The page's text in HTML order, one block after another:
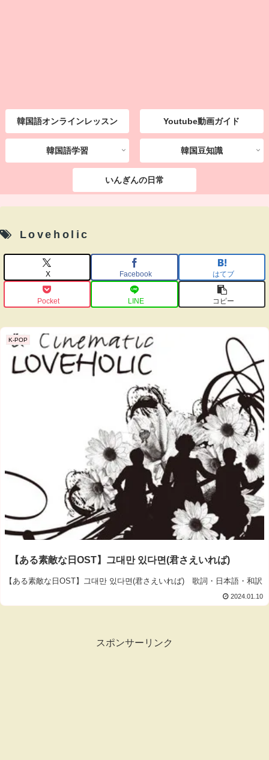
韓国語オンラインレッスン Youtube動画ガイド
韓国語学習 韓国豆知識
いんぎんの日常
Loveholic
X Facebook はてブ
Pocket LINE コピー
K-POP
【ある素敵な日OST】그대만 있다면(君さえいれば)
【ある素敵な日OST】그대만 있다면(君さえいれば) 歌詞・日本語・和訳
2024.01.10
スポンサーリンク